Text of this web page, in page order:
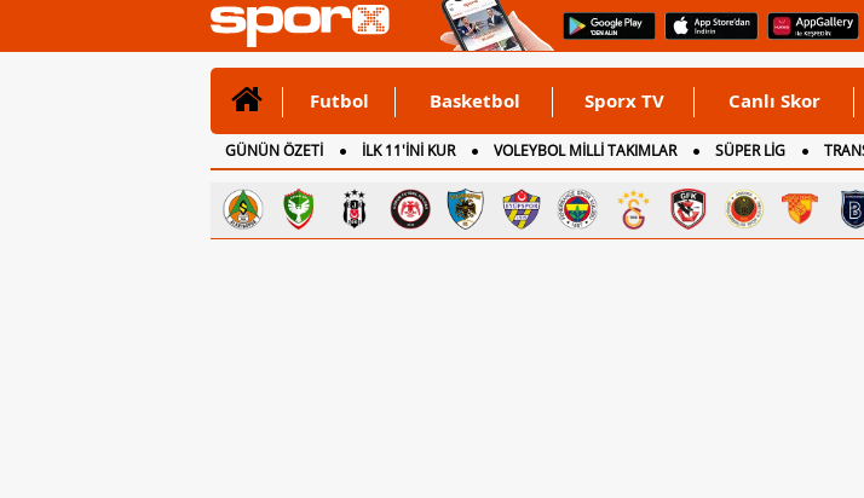
Futbol Basketbol Sporx TV Canlı Skor
GÜNÜN ÖZETİ İLK 11'İNİ KUR VOLEYBOL MİLLİ TAKIMLAR SÜPER LİG
CANLI ANLATIM
İNGİLTERE